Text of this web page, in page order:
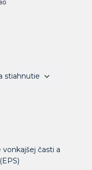
stiahnutie
časti a